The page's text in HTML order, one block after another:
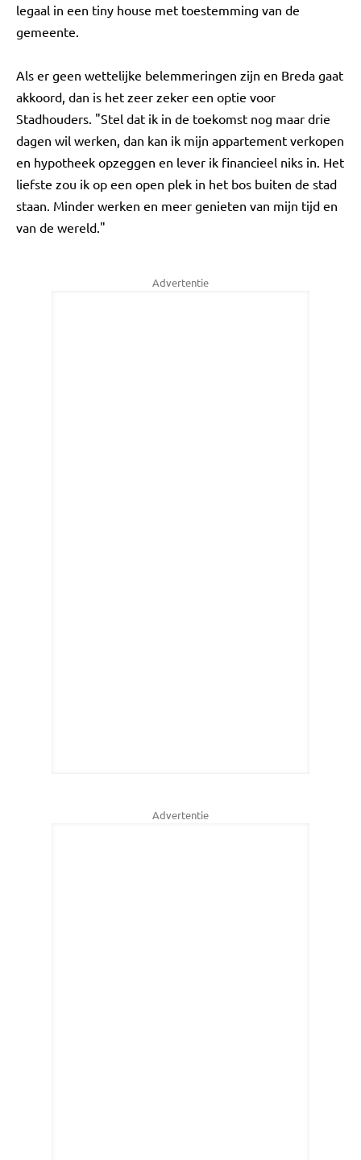
legaal in een tiny house met toestemming van de
gemeente.
Als er geen wettelijke belemmeringen zijn en Breda gaat
akkoord, dan is het zeer zeker een optie voor
Stadhouders. "Stel dat ik in de toekomst nog maar drie
dagen wil werken, dan kan ik mijn appartement verkopen
en hypotheek opzeggen en lever ik financieel niks in. Het
liefste zou ik op een open plek in het bos buiten de stad
staan. Minder werken en meer genieten van mijn tijd en
van de wereld."
Advertentie
Advertentie